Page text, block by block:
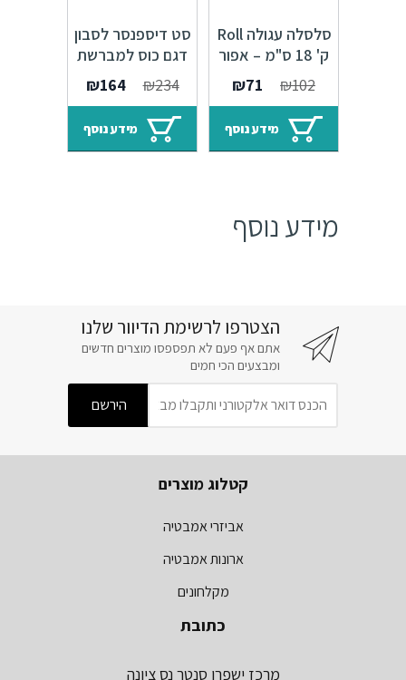
סלסלה עגולה Roll
ק' 18 ס"מ – אפור
352075
₪102
המחיר
המקורי
היה:
₪102.
₪71
הנוכחי
הוא:
₪71.
מידע נוסף
סט דיספנסר לסבון
דגם כוס למברשת
שקוף 351024
₪234
המחיר
המקורי
היה:
₪234.
₪164
הנוכחי
הוא:
₪164.
מידע נוסף
מידע נוסף
הצטרפו לרשימת הדיוור שלנו
אתם אף פעם לא תפספסו מוצרים חדשים
ומבצעים הכי חמים
קטלוג מוצרים
אביזרי אמבטיה
ארונות אמבטיה
מקלחונים
כתובת
מרכז ישפרו סנטר נס ציונה